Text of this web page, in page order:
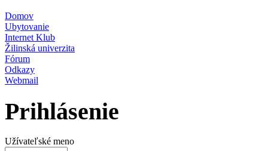
Domov
Ubytovanie
Internet Klub
Žilinská univerzita
Fórum
Odkazy
Webmail
Prihlásenie
Užívateľské meno